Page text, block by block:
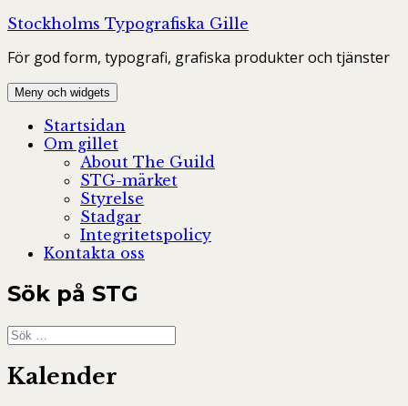
Hoppa
innehåll
Stockholms Typografiska Gille
För god form, typografi, grafiska produkter och tjänster
Meny och widgets
Startsidan
Om gillet
About The Guild
STG-märket
Styrelse
Stadgar
Integritetspolicy
Kontakta oss
Sök på STG
Sök
efter:
Kalender